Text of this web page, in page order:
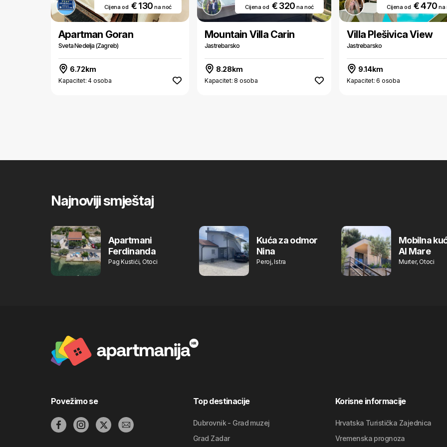
Cijena od € 130na noć
Apartman Goran
Sveta Nedelja (Zagreb)
6.72km
Kapacitet: 4 osoba
Cijena od € 320na noć
Mountain Villa Carin
Jastrebarsko
8.28km
Kapacitet: 8 osoba
Cijena od € 470na
Villa Plešivica View
Jastrebarsko
9.14km
Kapacitet: 6 osoba
Najnoviji smještaj
Apartmani
Ferdinanda
Pag Kustići, Otoci
Kuća za odmor
Nina
Peroj, Istra
Mobilna
Al Mare
Murter, Otoci
Povežimo se Top destinacije
Dubrovnik - Grad muzej
Grad Zadar
Korisne informacije
Hrvatska Turistička Zajednica
Vremenska prognoza